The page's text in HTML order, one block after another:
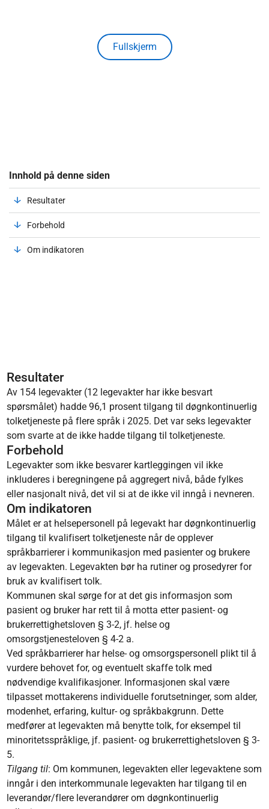
Fullskjerm
Innhold på denne siden
Resultater
Forbehold
Om indikatoren
Resultater
Av 154 legevakter (12 legevakter har ikke besvart
spørsmålet) hadde 96,1 prosent tilgang til døgnkontinuerlig
tolketjeneste på flere språk i 2025. Det var seks legevakter
som svarte at de ikke hadde tilgang til tolketjeneste.
Forbehold
Legevakter som ikke besvarer kartleggingen vil ikke
inkluderes i beregningene på aggregert nivå, både fylkes
eller nasjonalt nivå, det vil si at de ikke vil inngå i nevneren.
Om indikatoren
Målet er at helsepersonell på legevakt har døgnkontinuerlig
tilgang til kvalifisert tolketjeneste når de opplever
språkbarrierer i kommunikasjon med pasienter og brukere
av legevakten. Legevakten bør ha rutiner og prosedyrer for
bruk av kvalifisert tolk.
Kommunen skal sørge for at det gis informasjon som
pasient og bruker har rett til å motta etter pasient- og
brukerrettighetsloven § 3-2, jf. helse og
omsorgstjenesteloven § 4-2 a.
Ved språkbarrierer har helse- og omsorgspersonell plikt til å
vurdere behovet for, og eventuelt skaffe tolk med
nødvendige kvalifikasjoner. Informasjonen skal være
tilpasset mottakerens individuelle forutsetninger, som alder,
modenhet, erfaring, kultur- og språkbakgrunn. Dette
medfører at legevakten må benytte tolk, for eksempel til
minoritetsspråklige, jf. pasient- og brukerrettighetsloven § 3-
5.
Tilgang til: Om kommunen, legevakten eller legevaktene som
inngår i den interkommunale legevakten har tilgang til en
leverandør/flere leverandører om døgnkontinuerlig